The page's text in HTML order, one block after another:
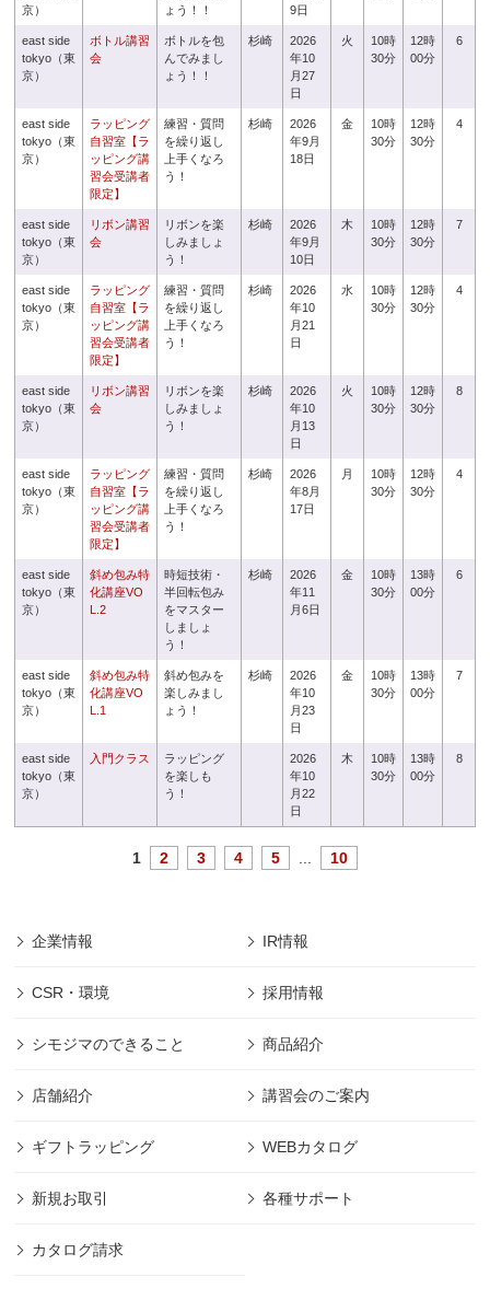
京）
ょう！！
9日
east side
tokyo（東
京）
ボトル講習
会
ボトルを包
んでみまし
ょう！！
杉崎
2026
年10
月27
日
火
10時
30分
12時
00分
6
east side
tokyo（東
京）
ラッピング
自習室【ラ
ッピング講
習会受講者
限定】
練習・質問
を繰り返し
上手くなろ
う！
杉崎
2026
年9月
18日
金
10時
30分
12時
30分
4
east side
tokyo（東
京）
リボン講習
会
リボンを楽
しみましょ
う！
杉崎
2026
年9月
10日
木
10時
30分
12時
30分
7
east side
tokyo（東
京）
ラッピング
自習室【ラ
ッピング講
習会受講者
限定】
練習・質問
を繰り返し
上手くなろ
う！
杉崎
2026
年10
月21
日
水
10時
30分
12時
30分
4
east side
tokyo（東
京）
リボン講習
会
リボンを楽
しみましょ
う！
杉崎
2026
年10
月13
日
火
10時
30分
12時
30分
8
east side
tokyo（東
京）
ラッピング
自習室【ラ
ッピング講
習会受講者
限定】
練習・質問
を繰り返し
上手くなろ
う！
杉崎
2026
年8月
17日
月
10時
30分
12時
30分
4
east side
tokyo（東
京）
斜め包み特
化講座VO
L.2
時短技術・
半回転包み
をマスター
しましょ
う！
杉崎
2026
年11
月6日
金
10時
30分
13時
00分
6
east side
tokyo（東
京）
斜め包み特
化講座VO
L.1
斜め包みを
楽しみまし
ょう！
杉崎
2026
年10
月23
日
金
10時
30分
13時
00分
7
east side
tokyo（東
京）
入門クラス
ラッピング
を楽しも
う！
2026
年10
月22
日
木
10時
30分
13時
00分
8
1 2 3 4 5 10
企業情報 IR情報
CSR・環境 採用情報
シモジマのできること 商品紹介
店舗紹介 講習会のご案内
ギフトラッピング WEBカタログ
新規お取引 各種サポート
カタログ請求